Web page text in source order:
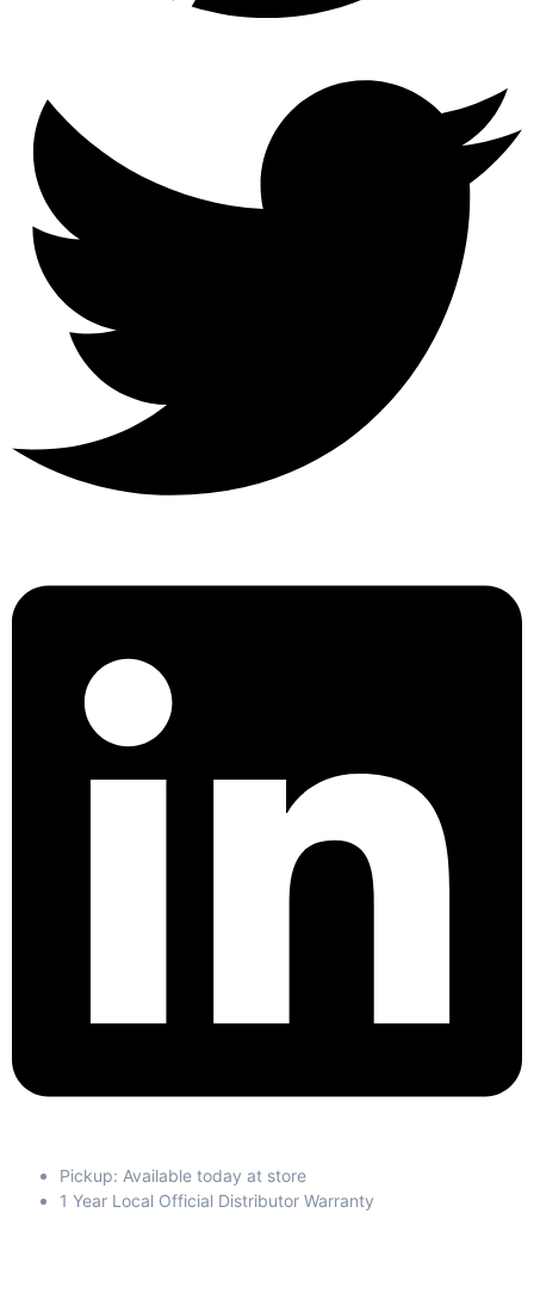
Pickup: Available today at store
1 Year Local Official Distributor Warranty